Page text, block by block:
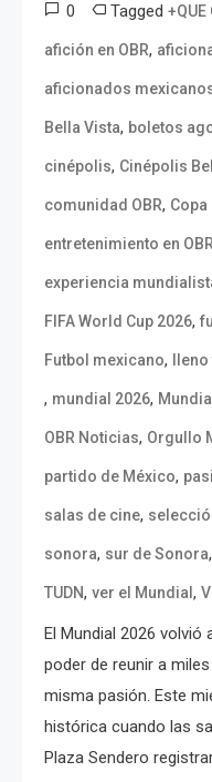
0 Tagged +QUE
afición en OBR,
aficionados
Bella Vista, boletos
cinépolis, Cinépolis
comunidad OBR,
entretenimiento en OBR
experiencia
FIFA World Cup 2026,
Futbol mexicano,
, mundial 2026,
OBR Noticias, Orgullo
partido de México,
salas de cine,
sonora, sur de Sonora
TUDN, ver el Mundial ,
El Mundial 2026
poder de reunir a
misma pasión. Este
histórica cuando las
Plaza Sendero